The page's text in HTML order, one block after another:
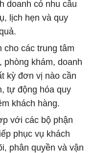
doanh có nhu cầu
lịch hẹn và quy
cho các trung tâm
phòng khám, doanh
kỳ đơn vị nào cần
tự động hóa quy
khách hàng.
với các bộ phận
phục vụ khách
phân quyền và vận